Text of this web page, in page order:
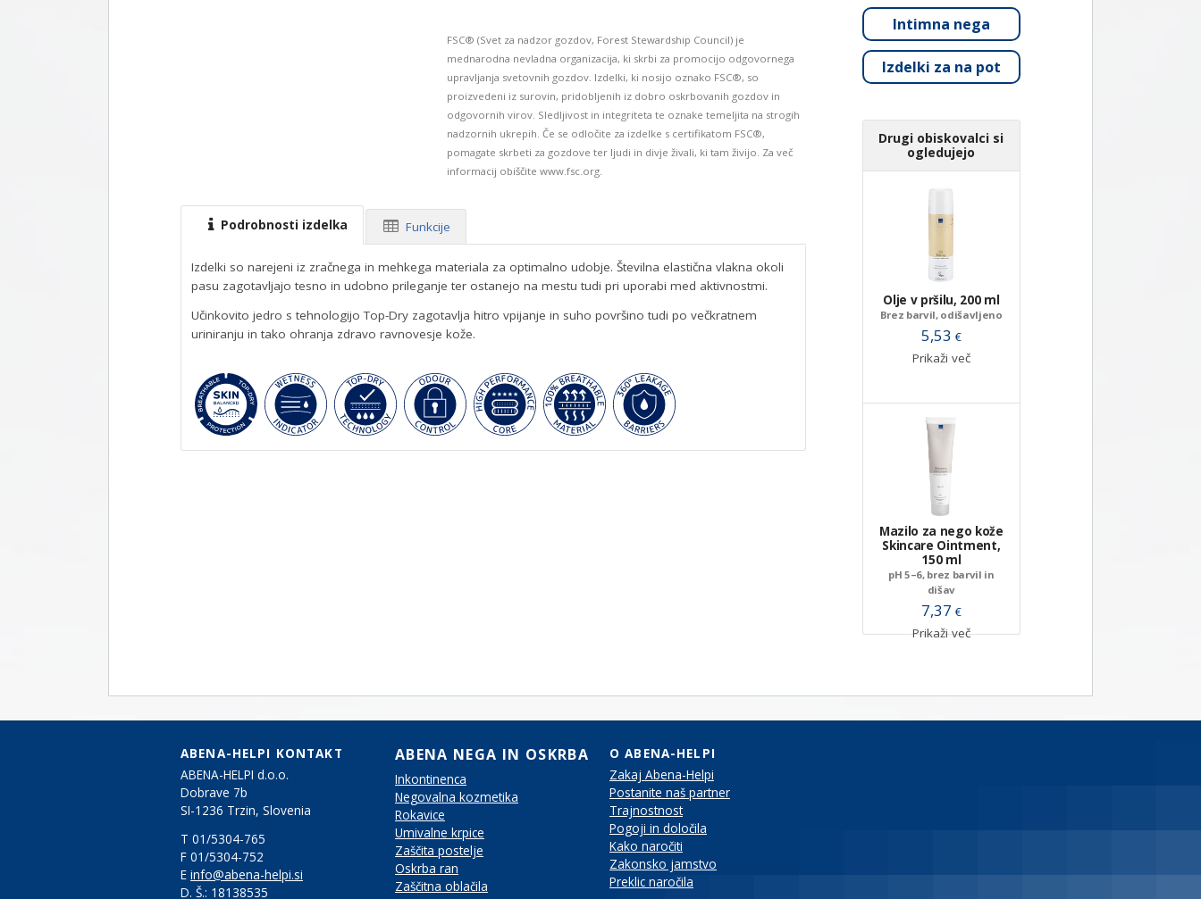
FSC® (Svet za nadzor gozdov, Forest Stewardship Council) je
mednarodna nevladna organizacija, ki skrbi za promocijo odgovornega
upravljanja svetovnih gozdov. Izdelki, ki nosijo oznako FSC®, so
proizvedeni iz surovin, pridobljenih iz dobro oskrbovanih gozdov in
odgovornih virov. Sledljivost in integriteta te oznake temeljita na strogih
nadzornih ukrepih. Če se odločite za izdelke s certifikatom FSC®,
pomagate skrbeti za gozdove ter ljudi in divje živali, ki tam živijo. Za več
informacij obiščite www.fsc.org.
Podrobnosti izdelka Funkcije
Izdelki so narejeni iz zračnega in mehkega materiala za optimalno udobje. Številna elastična vlakna okoli
pasu zagotavljajo tesno in udobno prileganje ter ostanejo na mestu tudi pri uporabi med aktivnostmi.
Učinkovito jedro s tehnologijo Top-Dry zagotavlja hitro vpijanje in suho površino tudi po večkratnem
uriniranju in tako ohranja zdravo ravnovesje kože.
Intimna nega
Izdelki za na pot
Drugi obiskovalci si
ogledujejo
Olje v pršilu, 200 ml
Brez barvil, odišavljeno
5,53 €
Prikaži več
Mazilo za nego kože
Skincare Ointment,
150 ml
pH 5–6, brez barvil in
dišav
7,37 €
Prikaži več
ABENA-HELPI KONTAKT
ABENA-HELPI d.o.o.
Dobrave 7b
SI-1236 Trzin, Slovenia
T 01/5304-765
F 01/5304-752
E info@abena-helpi.si
D. Š.: 18138535
ABENA NEGA IN OSKRBA
Inkontinenca
Negovalna kozmetika
Rokavice
Umivalne krpice
Zaščita postelje
Oskrba ran
Zaščitna oblačila
O ABENA-HELPI
Zakaj Abena-Helpi
Postanite naš partner
Trajnostnost
Pogoji in določila
Kako naročiti
Zakonsko jamstvo
Preklic naročila